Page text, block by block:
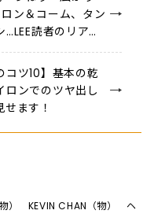
ン＆コーム、タン
読者のリアル
♪【2026】
コツ10】基本の乾
ロンでのツヤ出し
ます！
） KEVIN CHAN（物） ヘ